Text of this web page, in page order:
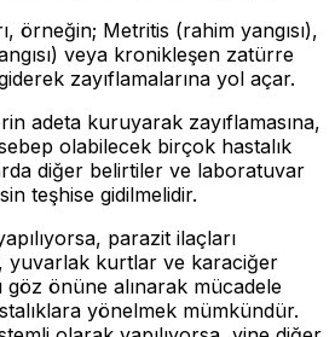
örneğin; Metritis (rahim yangısı),
veya kronikleşen zatürre
zayıflamalarına yol açar.
adeta kuruyarak zayıflamasına,
olabilecek birçok hastalık
diğer belirtiler ve laboratuvar
teşhise gidilmelidir.
parazit ilaçları
yuvarlak kurtlar ve karaciğer
göz önüne alınarak mücadele
yönelmek mümkündür.